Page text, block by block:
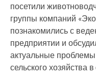
посетили
группы компаний
познакомились с
предприятии и
актуальные
сельского хозяйства в